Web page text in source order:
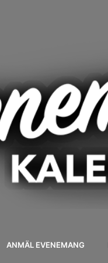
ANMÄL EVENEMANG